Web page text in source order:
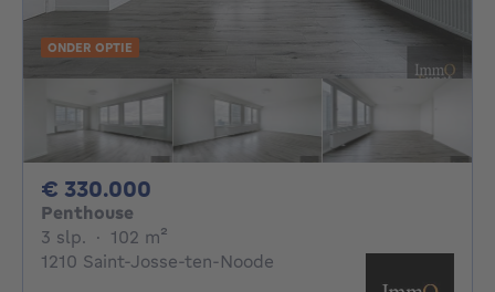
ONDER OPTIE
€ 330.000
Penthouse
3 slp. 3 slaapkamers
· 102 m²
1210 Saint-Josse-ten-Noode